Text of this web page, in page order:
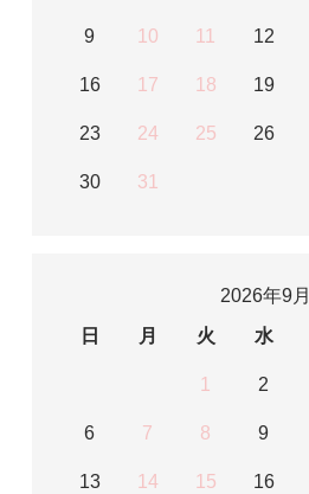
9 10 11 12
16 17 18 19
23 24 25 26
30 31
2026年9月
日
月 火 水
1 2
6 7 8 9
13 14 15 16